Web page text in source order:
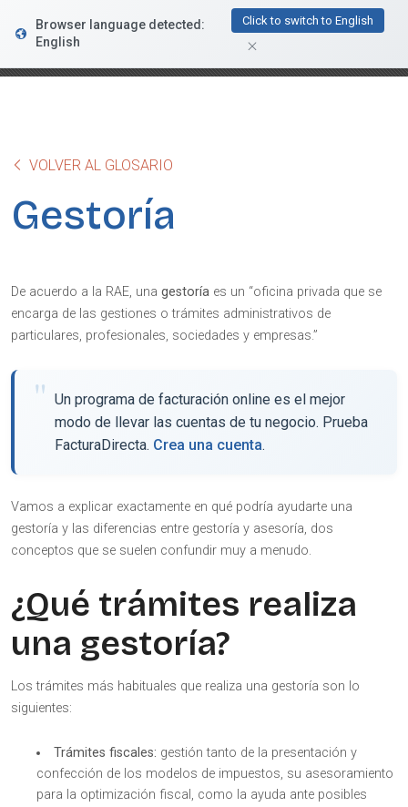
FacturaDirecta
Browser language detected:
English
Click to switch to English
VOLVER AL GLOSARIO
Gestoría
De acuerdo a la RAE, una gestoría es un “oficina privada que se
encarga de las gestiones o trámites administrativos de
particulares, profesionales, sociedades y empresas.”
Un programa de facturación online es el mejor
modo de llevar las cuentas de tu negocio. Prueba
FacturaDirecta. Crea una cuenta.
Vamos a explicar exactamente en qué podría ayudarte una
gestoría y las diferencias entre gestoría y asesoría, dos
conceptos que se suelen confundir muy a menudo.
¿Qué trámites realiza
una gestoría?
Los trámites más habituales que realiza una gestoría son lo
siguientes:
Trámites fiscales: gestión tanto de la presentación y
confección de los modelos de impuestos, su asesoramiento
para la optimización fiscal, como la ayuda ante posibles